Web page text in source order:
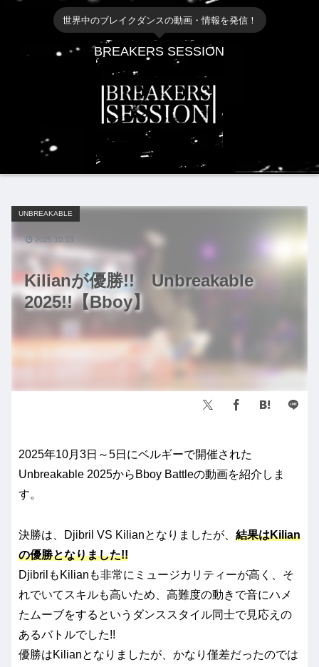
世界中のブレイクダンスの動画・情報を発信！
BREAKERS SESSION
Kilianが優勝!! Unbreakable
2025!!【Bboy】
UNBREAKABLE
2025.10.13
2025年10月3日～5日にベルギーで開催された
Unbreakable 2025からBboy Battleの動画を紹介しま
す。
決勝は、Djibril VS Kilianとなりましたが、 結果はKilian
の優勝となりました!!
DjibrilもKilianも非常にミュージカリティーが高く、そ
れでいてスキルも高いため、高難度の動きで音にハメ
たムーブをするというダンススタイル同士で見応えの
あるバトルでした!!
優勝はKilianとなりましたが、かなり僅差だったのでは